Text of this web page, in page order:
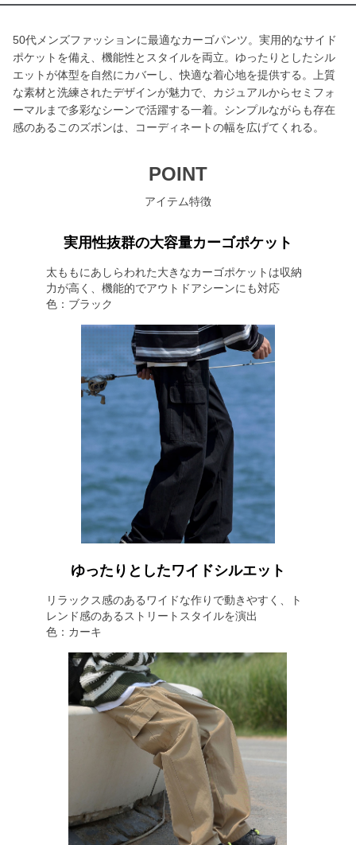
50代メンズファッションに最適なカーゴパンツ。実用的なサイド
ポケットを備え、機能性とスタイルを両立。ゆったりとしたシル
エットが体型を自然にカバーし、快適な着心地を提供する。上質
な素材と洗練されたデザインが魅力で、カジュアルからセミフォ
ーマルまで多彩なシーンで活躍する一着。シンプルながらも存在
感のあるこのズボンは、コーディネートの幅を広げてくれる。
POINT
アイテム特徴
実用性抜群の大容量カーゴポケット
太ももにあしらわれた大きなカーゴポケットは収納
力が高く、機能的でアウトドアシーンにも対応
色：ブラック
ゆったりとしたワイドシルエット
リラックス感のあるワイドな作りで動きやすく、ト
レンド感のあるストリートスタイルを演出
色：カーキ